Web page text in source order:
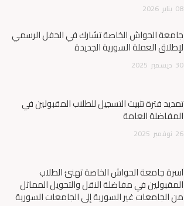
08 يناير 2026
جامعة الحواش الخاصة تشارك في الحفل الرسمي
لإطلاق العملة السورية الجديدة
30 ديسمبر 2025
تمديد فترة تثبيت التسجيل للطلاب المقبولين في
المفاضلة العامة
26 نوفمبر 2025
أسرة جامعة الحواش الخاصة تهنئ الطلاب
المقبولين في مفاضلة النقل والتحويل المماثل
من الجامعات غير السورية إلى الجامعات السورية